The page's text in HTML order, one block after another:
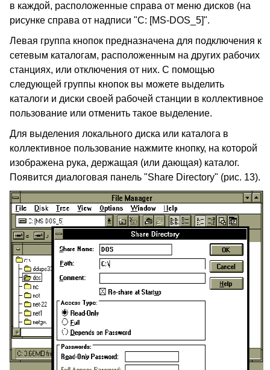
в каждой, расположенные справа от меню дисков (на
рисунке справа от надписи "C: [MS-DOS_5]".
Левая группа кнопок предназначена для подключения к
сетевым каталогам, расположенным на других рабочих
станциях, или отключения от них. С помощью
следующей группы кнопок вы можете выделить
каталоги и диски своей рабочей станции в коллективное
пользование или отменить такое выделение.
Для выделения локального диска или каталога в
коллективное пользование нажмите кнопку, на которой
изображена рука, держащая (или дающая) каталог.
Появится диалоговая панель "Share Directory" (рис. 13).